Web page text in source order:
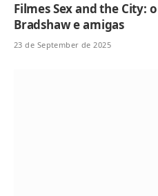
Filmes Sex and the City:
Bradshaw e amigas
23 de September de 2025